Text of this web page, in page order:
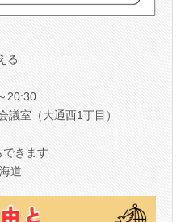
る
20:30
議室（大通西1丁目）
きます
道